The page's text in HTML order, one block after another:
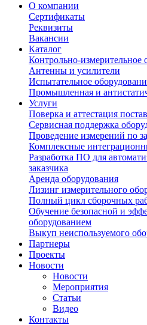
О компании
Сертификаты
Реквизиты
Вакансии
Каталог
Контрольно-измерительное
Антенны и усилители
Испытательное
Промышленная и
Услуги
Поверка и аттестация
Сервисная поддержка
Проведение измерений по
Комплексные
Разработка ПО для
заказчика
Аренда оборудования
Лизинг измерительного
Полный цикл сборочных
Обучение безопасной и
оборудованием
Выкуп неиспользуемого
Партнеры
Проекты
Новости
Новости
Мероприятия
Статьи
Видео
Контакты